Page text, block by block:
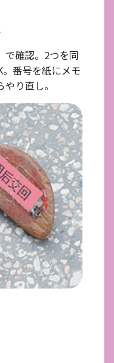
で確認。2つを同
番号を紙にメモ
り直し。